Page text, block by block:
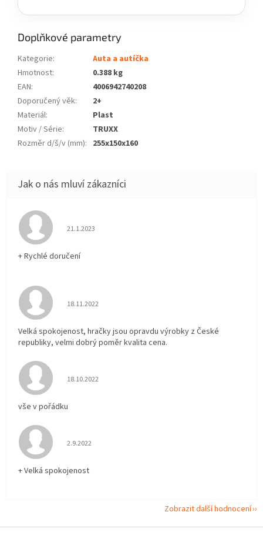
Doplňkové parametry
Kategorie:
Auta a autíčka
Hmotnost:
0.388 kg
EAN:
4006942740208
Doporučený věk:
2+
Materiál:
Plast
Motiv / Série:
TRUXX
Rozměr d/š/v (mm): 255x150x160
Hodnocení obchodu je 5 z 5 hvězdiček.
21.1.2023
+ Rychlé doručení
Hodnocení obchodu je 5 z 5 hvězdiček.
18.11.2022
Velká spokojenost, hračky jsou opravdu výrobky z České
republiky, velmi dobrý poměr kvalita cena.
Hodnocení obchodu je 5 z 5 hvězdiček.
18.10.2022
vše v pořádku
Hodnocení obchodu je 5 z 5 hvězdiček.
2.9.2022
+ Velká spokojenost
Zobrazit další hodnocení